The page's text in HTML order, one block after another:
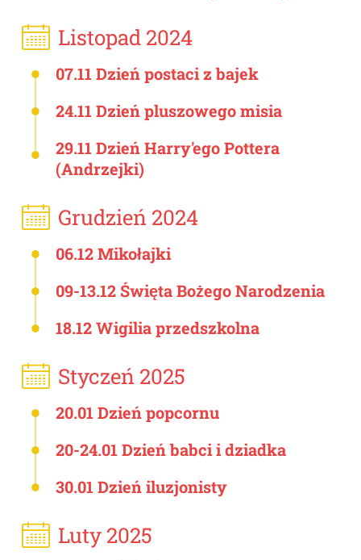
Listopad 2024
07.11 Dzień postaci z bajek
24.11 Dzień pluszowego misia
29.11 Dzień Harry'ego Pottera
(Andrzejki)
Grudzień 2024
06.12 Mikołajki
09-13.12 Święta Bożego Narodzenia
18.12 Wigilia przedszkolna
Styczeń 2025
20.01 Dzień popcornu
20-24.01 Dzień babci i dziadka
30.01 Dzień iluzjonisty
Luty 2025